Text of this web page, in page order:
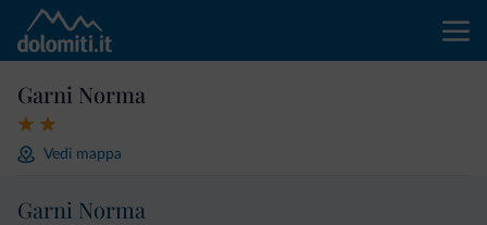
Garni Norma
Vedi mappa
Garni Norma